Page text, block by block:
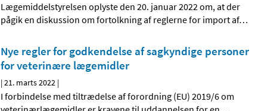
Lægemiddelstyrelsen oplyste den 20. januar 2022 om, at der
pågik en diskussion om fortolkning af reglerne for import af…
Nye regler for godkendelse af sagkyndige personer
for veterinære lægemidler
|21. marts 2022 |
I forbindelse med tiltrædelse af forordning (EU) 2019/6 om